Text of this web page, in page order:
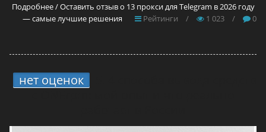
Подробнее / Оставить отзыв о 13 прокси для Telegram в 2026 году
— самые лучшие решения
Рейтинги / 1 023 / 0
нет оценок